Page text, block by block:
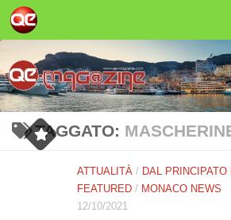
Salta al contenuto
TAGGATO:
ATTUALITÀ / DAL
FEATURED / MONACO NEWS
12/10/2021